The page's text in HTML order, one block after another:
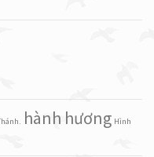
hành hương Hình